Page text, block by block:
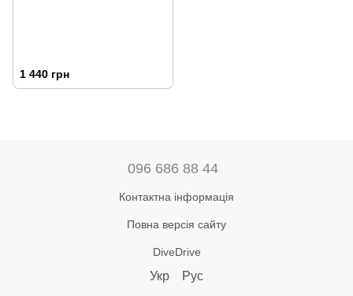
1 440 грн
096 686 88 44
Контактна інформація
Повна версія сайту
DiveDrive
Укр Рус